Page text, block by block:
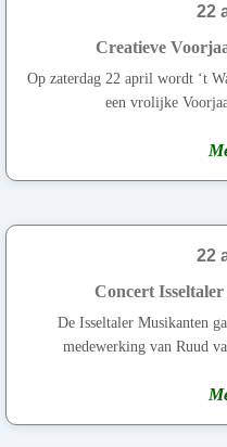
22
Creatieve
Op zaterdag 22 april wordt ‘t
een vrolijke
22
Concert
De Isseltaler Musikanten
medewerking van Ruud